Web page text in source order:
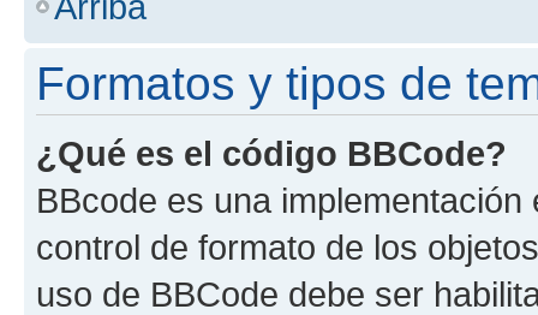
Formatos y tipos de
¿Qué es el código BBCode?
BBcode es una
control de formato de los
uso de BBCode debe ser